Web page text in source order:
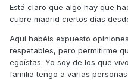
Está claro que algo hay que
cubre madrid ciertos días
Aquí habéis expuesto
respetables, pero permitirme
egoístas. Yo soy de los que
familia tengo a varias